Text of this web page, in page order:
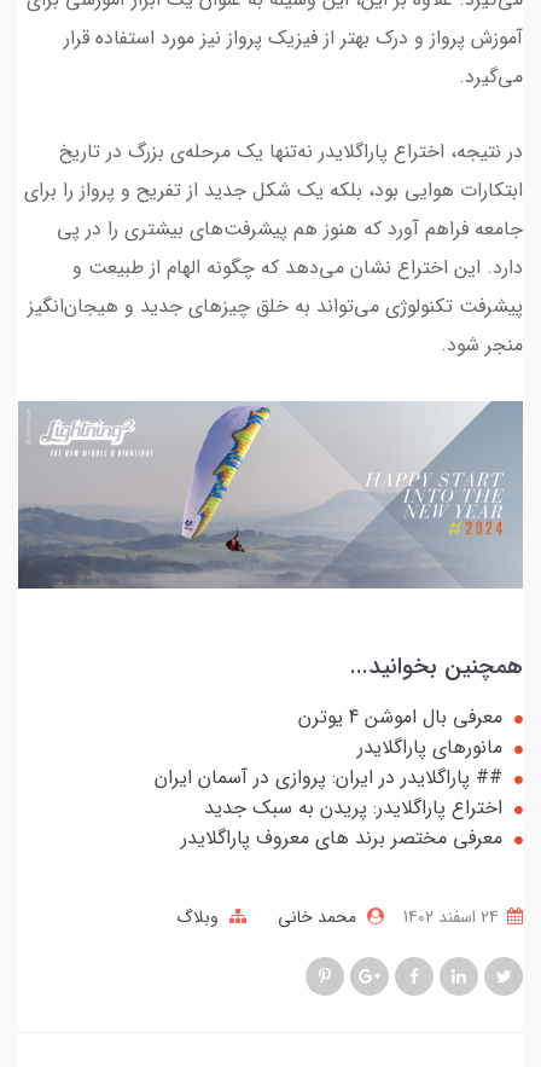
آموزش پرواز و درک بهتر از فیزیک پرواز نیز مورد استفاده قرار
می‌گیرد.
در نتیجه، اختراع پاراگلایدر نه‌تنها یک مرحله‌ی بزرگ در تاریخ
ابتکارات هوایی بود، بلکه یک شکل جدید از تفریح و پرواز را برای
جامعه فراهم آورد که هنوز هم پیشرفت‌های بیشتری را در پی
دارد. این اختراع نشان می‌دهد که چگونه الهام از طبیعت و
پیشرفت تکنولوژی می‌تواند به خلق چیزهای جدید و هیجان‌انگیز
منجر شود.
همچنین بخوانید...
معرفی بال اموشن 4 یوترن
مانورهای پاراگلایدر
## پاراگلایدر در ایران: پروازی در آسمان‌ ایران
اختراع پاراگلایدر: پریدن به سبک جدید
معرفی مختصر برند های معروف پاراگلایدر
محمد خانی وبلاگ